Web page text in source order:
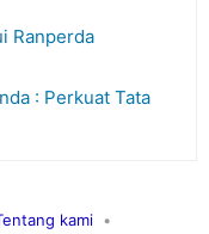
Ranperda
: Perkuat Tata
kami